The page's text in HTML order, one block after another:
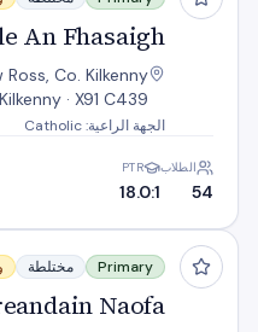
An Fhasaigh
Co. Kilkenny
Kilkenny · X91 C439
الجهة الراعية: Catholic
الطلاب
54
PTR
18.0:1
S N Bhreandain Naofa
Primary مختلطة
Naofa